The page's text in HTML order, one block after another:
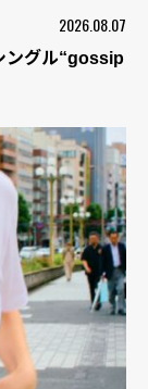
2026.08.07
ングル“gossip